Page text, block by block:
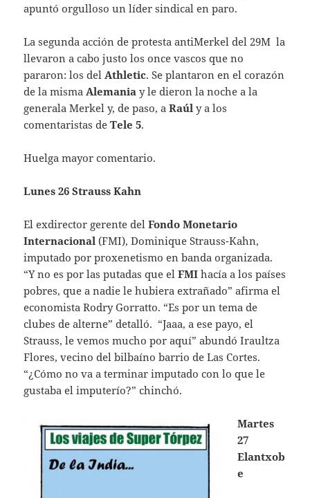
apuntó orgulloso un líder sindical en paro.
La segunda acción de protesta antiMerkel del 29M la
llevaron a cabo justo los once vascos que no
pararon: los del Athletic. Se plantaron en el corazón
de la misma Alemania y le dieron la noche a la
generala Merkel y, de paso, aRaúl y a los
comentaristas deTele 5.
Huelga mayor comentario.
Lunes 26 Strauss Kahn
El exdirector gerente delFondo Monetario
Internacional(FMI), Dominique Strauss-Kahn,
imputado por proxenetismo en banda organizada.
“Y no es por las putadas que elFMI hacía a los países
pobres, que a nadie le hubiera extrañado” afirma el
economista Rodry Gorratto. “Es por un tema de
clubes de alterne” detalló. “Jaaa, a ese payo, el
Strauss, le vemos mucho por aquí” abundó Iraultza
Flores, vecino del bilbaíno barrio de Las Cortes.
“¿Cómo no va a terminar imputado con lo que le
gustaba el imputerío?” chinchó.
Martes
27
Elantxob
e